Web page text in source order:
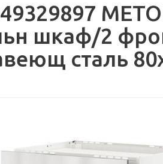
шкаф/2
сталь